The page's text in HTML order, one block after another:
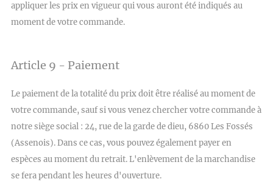
appliquer les prix en vigueur qui vous auront été indiqués au
moment de votre commande.
Article 9 - Paiement
Le paiement de la totalité du prix doit être réalisé au moment de
votre commande, sauf si vous venez chercher votre commande à
notre siège social : 24, rue de la garde de dieu, 6860 Les Fossés
(Assenois). Dans ce cas, vous pouvez également payer en
espèces au moment du retrait. L'enlèvement de la marchandise
se fera pendant les heures d'ouverture.